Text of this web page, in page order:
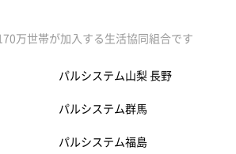
万世帯が加入する生活協同組合です
パルシステム山梨 長野
パルシステム群馬
パルシステム福島